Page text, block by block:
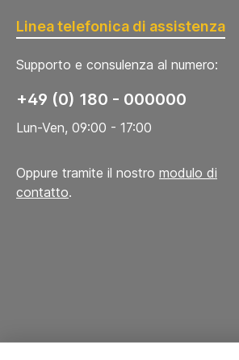
Linea telefonica di assistenza
Supporto e consulenza al numero:
+49 (0) 180 - 000000
Lun-Ven, 09:00 - 17:00
Oppure tramite il nostro modulo di
contatto.